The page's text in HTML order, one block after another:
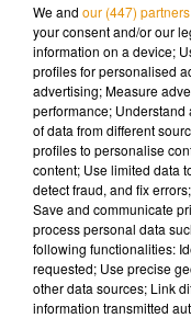
We and our (447) partners
your consent and/or our
information on a device;
profiles for personalised
advertising; Measure
performance;
of data from different
profiles to personalise
content; Use limited data
detect fraud, and fix
Save and communicate
process personal data
following functionalities:
requested; Use precise
other data sources; Link
information transmitted